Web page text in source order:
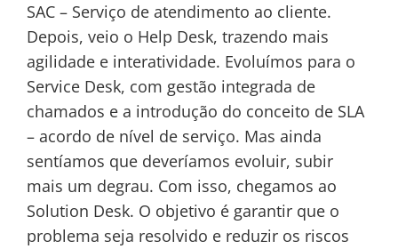
SAC – Serviço de atendimento ao cliente.
Depois, veio o Help Desk, trazendo mais
agilidade e interatividade. Evoluímos para o
Service Desk, com gestão integrada de
chamados e a introdução do conceito de SLA
– acordo de nível de serviço. Mas ainda
sentíamos que deveríamos evoluir, subir
mais um degrau. Com isso, chegamos ao
Solution Desk. O objetivo é garantir que o
problema seja resolvido e reduzir os riscos